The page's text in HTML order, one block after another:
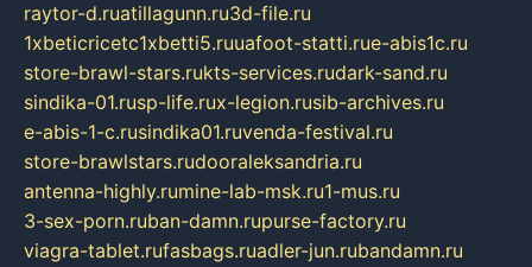
raytor-d.ruatillagunn.ru3d-file.ru
1xbeticricetc1xbetti5.ruuafoot-statti.rue-abis1c.ru
store-brawl-stars.rukts-services.rudark-sand.ru
sindika-01.rusp-life.rux-legion.rusib-archives.ru
e-abis-1-c.rusindika01.ruvenda-festival.ru
store-brawlstars.rudooraleksandria.ru
antenna-highly.rumine-lab-msk.ru1-mus.ru
3-sex-porn.ruban-damn.rupurse-factory.ru
viagra-tablet.rufasbags.ruadler-jun.rubandamn.ru